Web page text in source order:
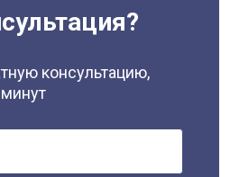
консультацию,